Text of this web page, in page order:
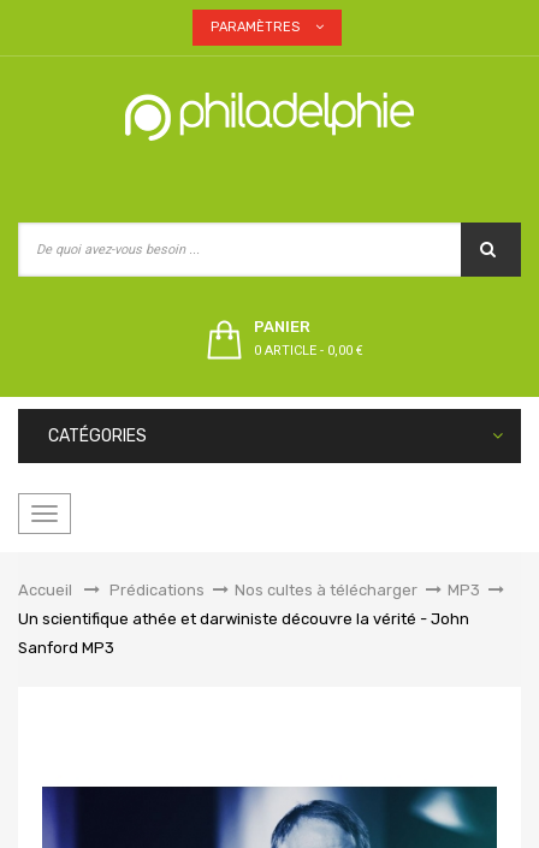
PARAMÈTRES
PANIER
0 ARTICLE - 0,00 €
CATÉGORIES
Basculer
Accueil
&gt;Prédications > Nos cultes à télécharger > MP3 >
Un scientifique athée et darwiniste découvre la vérité - John
Sanford MP3